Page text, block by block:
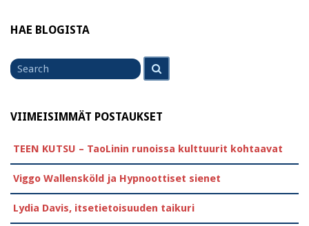
HAE BLOGISTA
for
VIIMEISIMMÄT POSTAUKSET
TEEN KUTSU – TaoLinin runoissa kulttuurit kohtaavat
Viggo Wallensköld ja Hypnoottiset sienet
Lydia Davis, itsetietoisuuden taikuri